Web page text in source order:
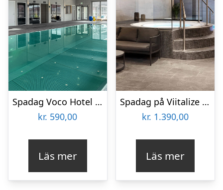
Spadag Voco Hotel för två
kr. 590,00
Läs mer
Spadag på Viitalize Spa för två
kr. 1.390,00
Läs mer